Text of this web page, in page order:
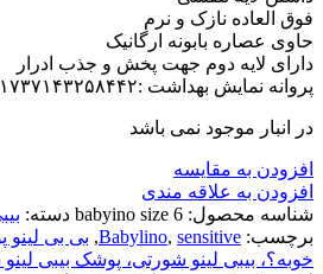
فوق العاده نازک و نرم
حاوی عصاره بابونه ارگانیک
دارای لایه دوم جهت پخش و جذب ادرار
پروانه نمایش بهداشت :۹۵۸۱۷۳۷۱۴۳۲۵۸۴۴۲
در انبار موجود نمی باشد
افزودن به مقایسه
افزودن به علاقه مندی
شناسه محصول: babyino size 6 دسته:
برچسب:
Babylino, sensitive
, بی بی لینو
خوبه؟، بیبی لینو شورتی، پوشک بیبی